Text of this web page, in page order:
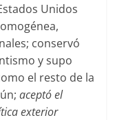
Unidos
conservó
y supo
el resto de la
aceptó el
exterior